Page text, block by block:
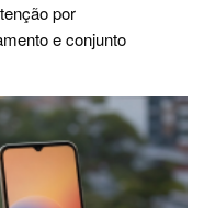
por
e conjunto